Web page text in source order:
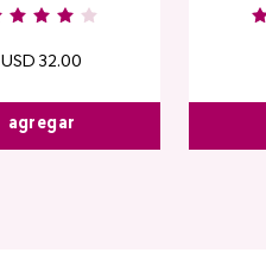
USD 32.00
agregar